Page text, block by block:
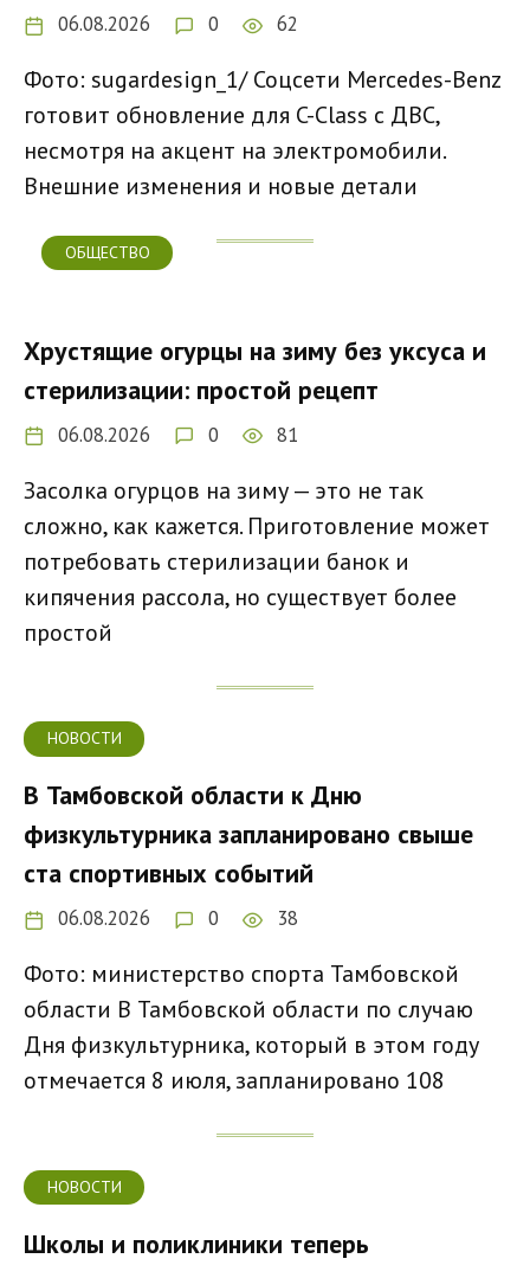
06.08.2026 0 62
Фото: sugardesign_1/ Соцсети Mercedes-Benz
готовит обновление для C-Class с ДВС,
несмотря на акцент на электромобили.
Внешние изменения и новые детали
ОБЩЕСТВО
Хрустящие огурцы на зиму без уксуса и
стерилизации: простой рецепт
06.08.2026 0 81
Засолка огурцов на зиму — это не так
сложно, как кажется. Приготовление может
потребовать стерилизации банок и
кипячения рассола, но существует более
простой
НОВОСТИ
В Тамбовской области к Дню
физкультурника запланировано свыше
ста спортивных событий
06.08.2026 0 38
Фото: министерство спорта Тамбовской
области В Тамбовской области по случаю
Дня физкультурника, который в этом году
отмечается 8 июля, запланировано 108
НОВОСТИ
Школы и поликлиники теперь